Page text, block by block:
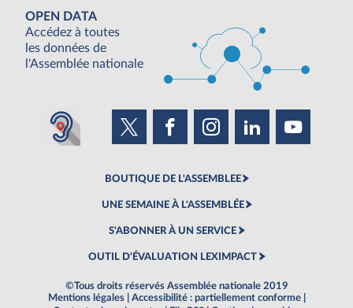
OPEN DATA
Accédez à toutes
les données de
l'Assemblée nationale
BOUTIQUE DE L'ASSEMBLEE
UNE SEMAINE À L'ASSEMBLÉE
S'ABONNER À UN SERVICE
OUTIL D'ÉVALUATION LEXIMPACT
©Tous droits réservés Assemblée nationale 2019
Mentions légales
Accessibilité : partiellement conforme